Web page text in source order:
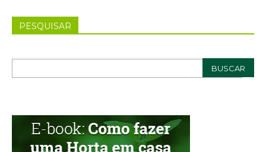
PESQUISAR